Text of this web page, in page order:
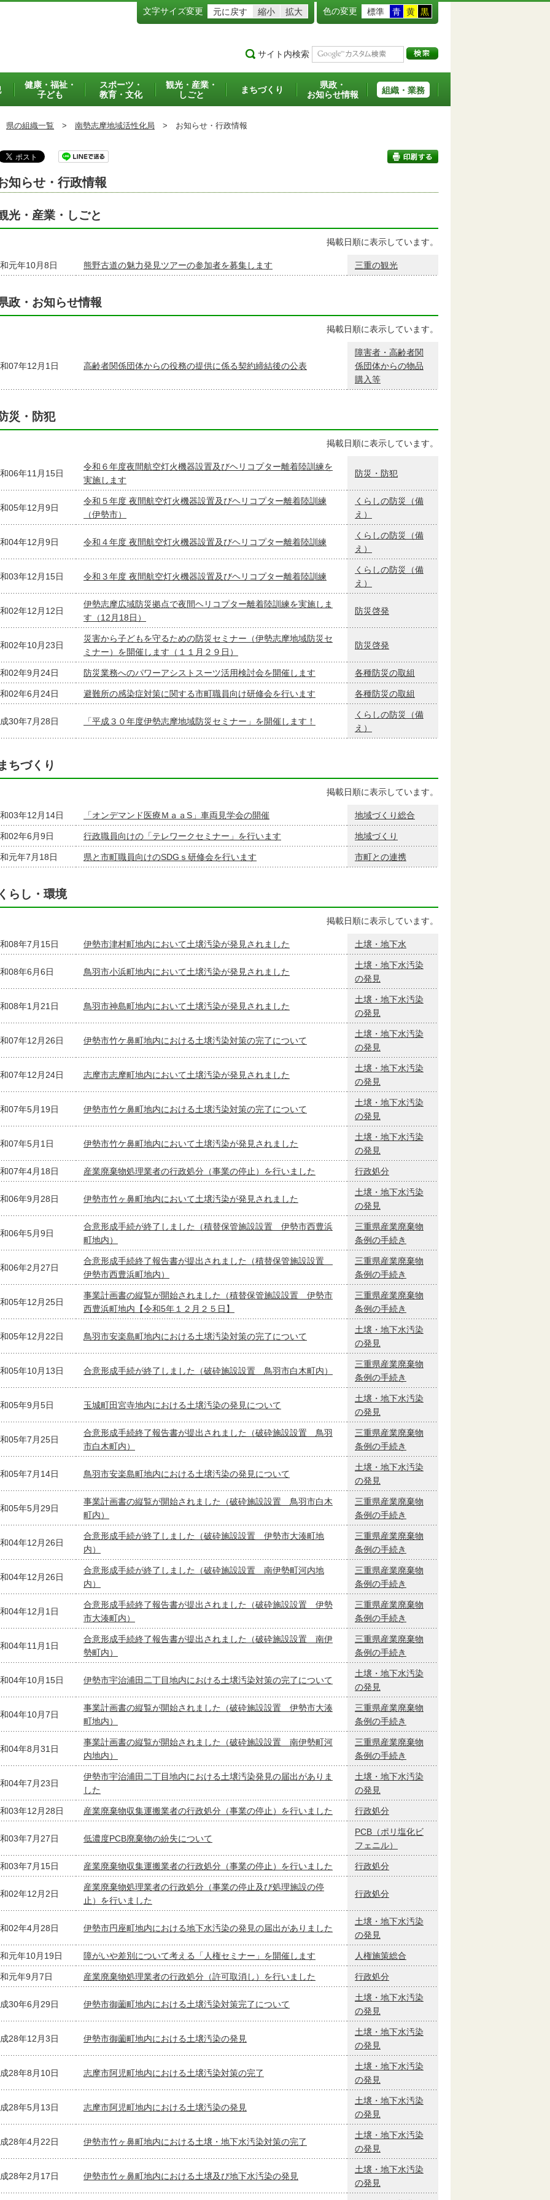
文字サイズ変更 元に戻す 縮小 拡大 色の変更 標準 青 黄 黒
サイト内検索
健康・福祉・
子ども
スポーツ・
教育・文化
観光・産業・
しごと
まちづくり
県政・
お知らせ情報
組織・業務
県の組織一覧 > 南勢志摩地域活性化局 > お知らせ・行政情報
知らせ・行政情報
光・産業・しごと
掲載日順に表示しています。
元年10月8日 熊野古道の魅力発見ツアーの参加者を募集します 三重の観光
政・お知らせ情報
掲載日順に表示しています。
07年12月1日 高齢者関係団体からの役務の提供に係る契約締結後の公表
障害者・高齢者関
係団体からの物品
購入等
災・防犯
掲載日順に表示しています。
06年11月15日
令和６年度夜間航空灯火機器設置及びヘリコプター離着陸訓練を
実施します
防災・防犯
05年12月9日
令和５年度 夜間航空灯火機器設置及びヘリコプター離着陸訓練
（伊勢市）
くらしの防災（備
え）
04年12月9日 令和４年度 夜間航空灯火機器設置及びヘリコプター離着陸訓練
くらしの防災（備
え）
03年12月15日 令和３年度 夜間航空灯火機器設置及びヘリコプター離着陸訓練
くらしの防災（備
え）
02年12月12日
伊勢志摩広域防災拠点で夜間ヘリコプター離着陸訓練を実施しま
す（12月18日）
防災啓発
02年10月23日
災害から子どもを守るための防災セミナー（伊勢志摩地域防災セ
ミナー）を開催します（１１月２９日）
防災啓発
02年9月24日 防災業務へのパワーアシストスーツ活用検討会を開催します 各種防災の取組
02年6月24日 避難所の感染症対策に関する市町職員向け研修会を行います 各種防災の取組
30年7月28日 「平成３０年度伊勢志摩地域防災セミナー」を開催します！
くらしの防災（備
え）
まちづくり
掲載日順に表示しています。
03年12月14日 「オンデマンド医療ＭａａS」車両見学会の開催 地域づくり総合
02年6月9日 行政職員向けの「テレワークセミナー」を行います 地域づくり
元年7月18日 県と市町職員向けのSDGｓ研修会を行います 市町との連携
くらし・環境
掲載日順に表示しています。
08年7月15日 伊勢市津村町地内において土壌汚染が発見されました 土壌・地下水
08年6月6日 鳥羽市小浜町地内において土壌汚染が発見されました
土壌・地下水汚染
の発見
08年1月21日 鳥羽市神島町地内において土壌汚染が発見されました
土壌・地下水汚染
の発見
07年12月26日 伊勢市竹ケ鼻町地内における土壌汚染対策の完了について
土壌・地下水汚染
の発見
07年12月24日 志摩市志摩町地内において土壌汚染が発見されました
土壌・地下水汚染
の発見
07年5月19日 伊勢市竹ケ鼻町地内における土壌汚染対策の完了について
土壌・地下水汚染
の発見
07年5月1日 伊勢市竹ケ鼻町地内において土壌汚染が発見されました
土壌・地下水汚染
の発見
07年4月18日 産業廃棄物処理業者の行政処分（事業の停止）を行いました 行政処分
06年9月28日 伊勢市竹ヶ鼻町地内において土壌汚染が発見されました
土壌・地下水汚染
の発見
06年5月9日
合意形成手続が終了しました（積替保管施設設置 伊勢市西豊浜
町地内）
三重県産業廃棄物
条例の手続き
06年2月27日
合意形成手続終了報告書が提出されました（積替保管施設設置
伊勢市西豊浜町地内）
三重県産業廃棄物
条例の手続き
05年12月25日
事業計画書の縦覧が開始されました（積替保管施設設置 伊勢市
西豊浜町地内【令和5年１２月２５日】
三重県産業廃棄物
条例の手続き
05年12月22日 鳥羽市安楽島町地内における土壌汚染対策の完了について
土壌・地下水汚染
の発見
05年10月13日 合意形成手続が終了しました（破砕施設設置 鳥羽市白木町内）
三重県産業廃棄物
条例の手続き
05年9月5日 玉城町田宮寺地内における土壌汚染の発見について
土壌・地下水汚染
の発見
05年7月25日
合意形成手続終了報告書が提出されました（破砕施設設置 鳥羽
市白木町内）
三重県産業廃棄物
条例の手続き
05年7月14日 鳥羽市安楽島町地内における土壌汚染の発見について
土壌・地下水汚染
の発見
05年5月29日
事業計画書の縦覧が開始されました（破砕施設設置 鳥羽市白木
町内）
三重県産業廃棄物
条例の手続き
04年12月26日
合意形成手続が終了しました（破砕施設設置 伊勢市大湊町地
内）
三重県産業廃棄物
条例の手続き
04年12月26日
合意形成手続が終了しました（破砕施設設置 南伊勢町河内地
内）
三重県産業廃棄物
条例の手続き
04年12月1日
合意形成手続終了報告書が提出されました（破砕施設設置 伊勢
市大湊町内）
三重県産業廃棄物
条例の手続き
04年11月1日
合意形成手続終了報告書が提出されました（破砕施設設置 南伊
勢町内）
三重県産業廃棄物
条例の手続き
04年10月15日 伊勢市宇治浦田二丁目地内における土壌汚染対策の完了について
土壌・地下水汚染
の発見
04年10月7日
事業計画書の縦覧が開始されました（破砕施設設置 伊勢市大湊
町地内）
三重県産業廃棄物
条例の手続き
04年8月31日
事業計画書の縦覧が開始されました（破砕施設設置 南伊勢町河
内地内）
三重県産業廃棄物
条例の手続き
04年7月23日
伊勢市宇治浦田二丁目地内における土壌汚染発見の届出がありま
した
土壌・地下水汚染
の発見
03年12月28日 産業廃棄物収集運搬業者の行政処分（事業の停止）を行いました 行政処分
03年7月27日 低濃度PCB廃棄物の紛失について
PCB（ポリ塩化ビ
フェニル）
03年7月15日 産業廃棄物収集運搬業者の行政処分（事業の停止）を行いました 行政処分
02年12月2日
産業廃棄物処理業者の行政処分（事業の停止及び処理施設の停
止）を行いました
行政処分
02年4月28日 伊勢市円座町地内における地下水汚染の発見の届出がありました
土壌・地下水汚染
の発見
元年10月19日 障がいや差別について考える「人権セミナー」を開催します 人権施策総合
元年9月7日 産業廃棄物処理業者の行政処分（許可取消し）を行いました 行政処分
30年6月29日 伊勢市御薗町地内における土壌汚染対策完了について
土壌・地下水汚染
の発見
28年12月3日 伊勢市御薗町地内における土壌汚染の発見
土壌・地下水汚染
の発見
28年8月10日 志摩市阿児町地内における土壌汚染対策の完了
土壌・地下水汚染
の発見
28年5月13日 志摩市阿児町地内における土壌汚染の発見
土壌・地下水汚染
の発見
28年4月22日 伊勢市竹ヶ鼻町地内における土壌・地下水汚染対策の完了
土壌・地下水汚染
の発見
28年2月17日 伊勢市竹ヶ鼻町地内における土壌及び地下水汚染の発見
土壌・地下水汚染
の発見